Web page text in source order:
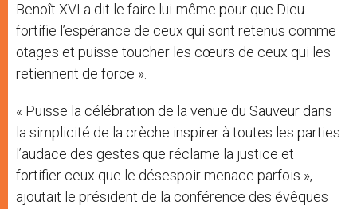
Benoît XVI a dit le faire lui-même pour que Dieu
fortifie l’espérance de ceux qui sont retenus comme
otages et puisse toucher les cœurs de ceux qui les
retiennent de force ».
« Puisse la célébration de la venue du Sauveur dans
la simplicité de la crèche inspirer à toutes les parties
l’audace des gestes que réclame la justice et
fortifier ceux que le désespoir menace parfois »,
ajoutait le président de la conférence des évêques